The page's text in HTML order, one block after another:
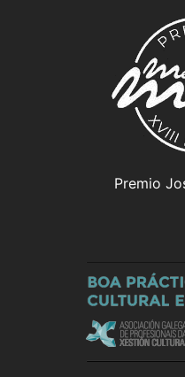
Premio